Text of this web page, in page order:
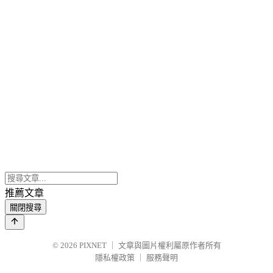
推薦文章
關閉搜尋
© 2026 PIXNET
文章與圖片權利屬原作者所有
隱私權政策
服務聲明